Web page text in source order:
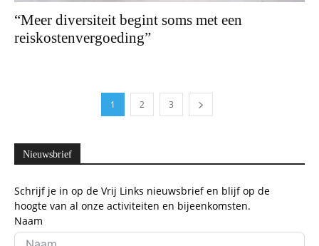
“Meer diversiteit begint soms met een
reiskostenvergoeding”
1 2 3
Nieuwsbrief
Schrijf je in op de Vrij Links nieuwsbrief en blijf op de
hoogte van al onze activiteiten en bijeenkomsten.
Naam